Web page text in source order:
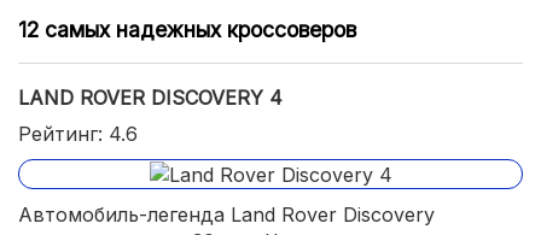
12 самых надежных кроссоверов
LAND ROVER DISCOVERY 4
Рейтинг: 4.6
Автомобиль-легенда Land Rover Discovery